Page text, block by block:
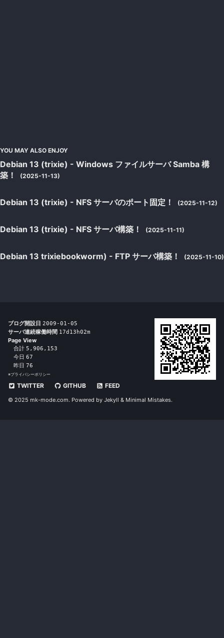
YOU MAY ALSO ENJOY
Debian 13 (trixie) - Windows ファイルサーバ Samba 構
築！
(2025-11-13)
Debian 13 (trixie) - NFS サーバのポート固定！ (2025-11-12)
Debian 13 (trixie) - NFS サーバ構築！ (2025-11-11)
Debian 13 trixiebookworm) - FTP サーバ構築！ (2025-11-10)
ブログ開設日 2009-01-05
サーバ連続稼働時間 17d13h02m
Page View
合計 5,906,153
今日 67
昨日 76
※プライバシーポリシー
TWITTER GITHUB FEED
© 2025 mk-mode.com. Powered by Jekyll & Minimal Mistakes.